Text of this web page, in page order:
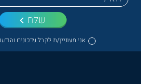
אני מעוניין/ת לקבל עדכונים
שלח